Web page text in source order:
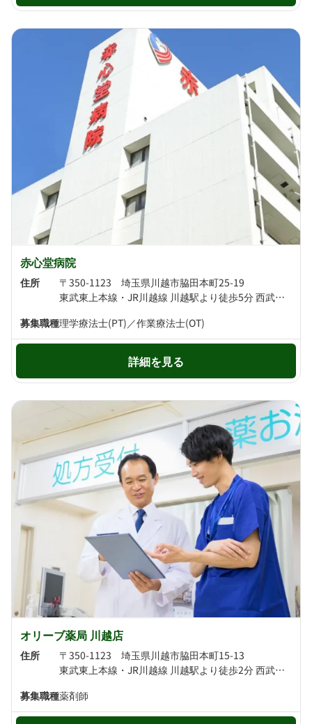
赤心堂病院
住所
〒350-1123 埼玉県川越市脇田本町25-19
東武東上本線・JR川越線 川越駅より徒歩5分 西武新宿線 本川越駅より徒歩6分
募集職種理学療法士(PT)／作業療法士(OT)
詳細を見る
オリーブ薬局 川越店
住所
〒350-1123 埼玉県川越市脇田本町15-13
東武東上本線・JR川越線 川越駅より徒歩2分 西武新宿線 本川越駅より徒歩8分
募集職種薬剤師